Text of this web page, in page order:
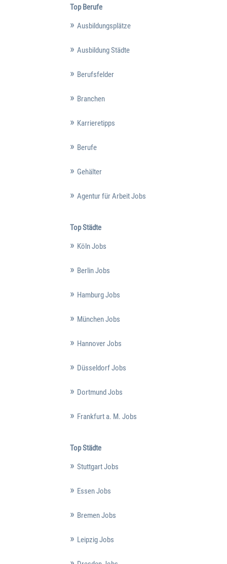
Top Berufe
Ausbildungsplätze
Ausbildung Städte
Berufsfelder
Branchen
Karrieretipps
Berufe
Gehälter
Agentur für Arbeit Jobs
Top Städte
Köln Jobs
Berlin Jobs
Hamburg Jobs
München Jobs
Hannover Jobs
Düsseldorf Jobs
Dortmund Jobs
Frankfurt a. M. Jobs
Top Städte
Stuttgart Jobs
Essen Jobs
Bremen Jobs
Leipzig Jobs